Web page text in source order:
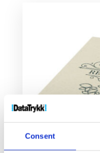
Consent